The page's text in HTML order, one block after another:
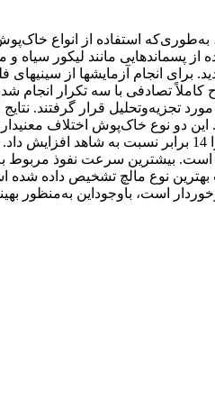
به‌طوری‌که استفاده از انواع
5/2 لیتری استفاده گردید و تحقیق در قالب طرح
تجزیه‌وتحلیل قرار گرفتند.
سیاه دولایه به ترتیب 8/9 و 8/7 کیلو نیوتن بر مترمربع است.
بیشترین مقاومت فروروی و برشی مربوط به تیمار ملاس است به­گونه­ای که مقاومت
بیشترین سرعت نفوذ مربوط به
بهترین نوع مالچ تشخیص داده
است، باوجوداین به‌منظور